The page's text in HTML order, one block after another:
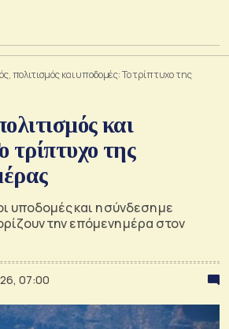
πολιτισμός και υποδομές: Το τρίπτυχο της
και
τρίπτυχο της
υποδομές και η σύνδεση με
την επόμενη μέρα στον
07:00